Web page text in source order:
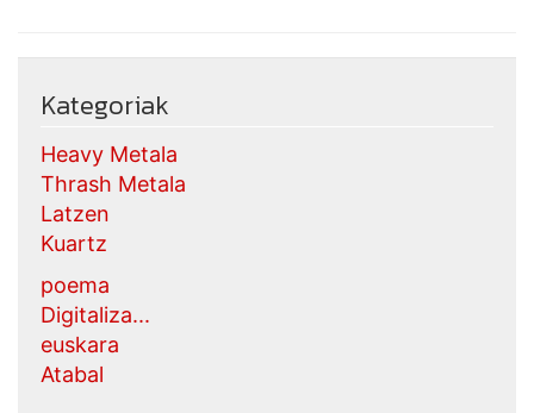
Kategoriak
Heavy Metala
Thrash Metala
Latzen
Kuartz
poema
Digitaliza...
euskara
Atabal